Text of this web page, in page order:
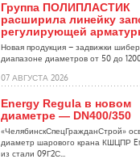
Группа ПОЛИПЛАСТИК
расширила линейку
регулирующей
Новая продукция – задвижки
диапазоне диаметров от 50 до 1200
07 АВГУСТА 2026
Energy Regula в новом
диаметре — DN400/350
«ЧелябинскСпецГражданСтрой»
диаметр шарового крана КШЦПР
из стали 09Г2С...